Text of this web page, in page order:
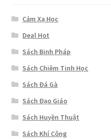
Cảm Xạ Học
Deal Hot
Sách Binh Pháp
Sách Chiêm Tinh Học
Sách Đá Gà
Sách Đạo Giáo
Sách Huyền Thuật
Sách Khí Công